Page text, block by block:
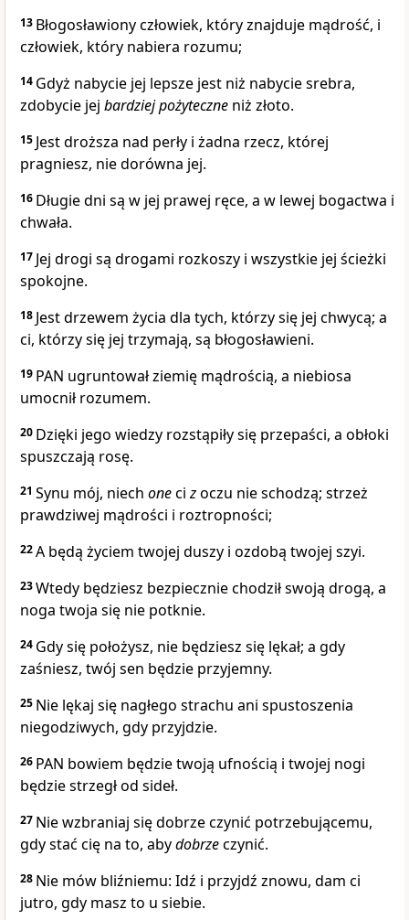
13 Błogosławiony człowiek, który znajduje mądrość, i
człowiek, który nabiera rozumu;
14 Gdyż nabycie jej lepsze jest niż nabycie srebra,
zdobycie jej bardziejpożyteczne niż złoto.
15 Jest droższa nad perły i żadna rzecz, której
pragniesz, nie dorówna jej.
16 Długie dni są w jej prawej ręce, a w lewej bogactwa i
chwała.
17 Jej drogi są drogami rozkoszy i wszystkie jej ścieżki
spokojne.
18 Jest drzewem życia dla tych, którzy się jej chwycą; a
ci, którzy się jej trzymają, są błogosławieni.
19 PAN ugruntował ziemię mądrością, a niebiosa
umocnił rozumem.
20 Dzięki jego wiedzy rozstąpiły się przepaści, a obłoki
spuszczają rosę.
21 Synu mój, niech onecizoczu nie schodzą; strzeż
prawdziwej mądrości i roztropności;
22A będą życiem twojej duszy i ozdobą twojej szyi.
23Wtedy będziesz bezpiecznie chodził swoją drogą, a
noga twoja się nie potknie.
24 Gdy się położysz, nie będziesz się lękał; a gdy
zaśniesz, twój sen będzie przyjemny.
25 Nie lękaj się nagłego strachu ani spustoszenia
niegodziwych, gdy przyjdzie.
26 PAN bowiem będzie twoją ufnością i twojej nogi
będzie strzegł od sideł.
27 Nie wzbraniaj się dobrze czynić potrzebującemu,
gdy stać cię na to, abydobrzeczynić.
28 Nie mów bliźniemu: Idź i przyjdź znowu, dam ci
jutro, gdy masz to u siebie.